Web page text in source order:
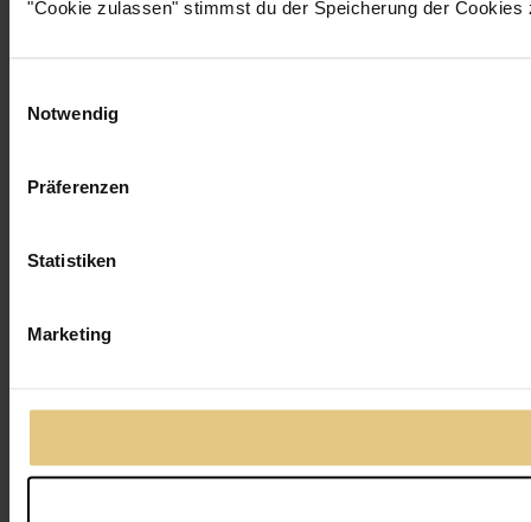
"Cookie zulassen" stimmst du der Speicherung der Cookies
Notwendig
Präferenzen
Statistiken
Marketing